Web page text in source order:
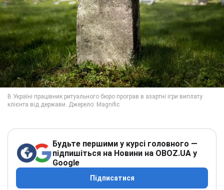
Будьте першими у курсі головного —
підпишіться на Новини на OBOZ.UA у
Google
Підписатися